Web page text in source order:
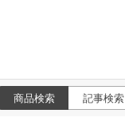
商品検索 記事検索